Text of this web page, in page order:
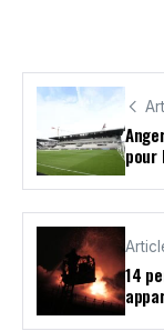
pour
14